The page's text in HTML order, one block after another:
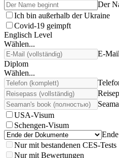
Der
Ich bin außerhalb der Ukraine
Covid-19 geimpft
Englisch Level
Wählen...
E-
Diplom
Wählen...
USA-Visum
Schengen-Visum
Nur mit bestandenen CES-Tests
Nur mit Bewertungen